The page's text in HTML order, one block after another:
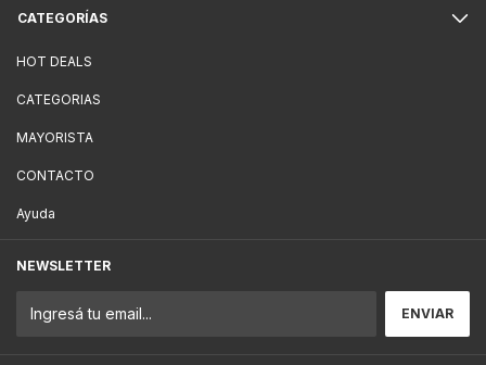
CATEGORÍAS
HOT DEALS
CATEGORIAS
MAYORISTA
CONTACTO
Ayuda
NEWSLETTER